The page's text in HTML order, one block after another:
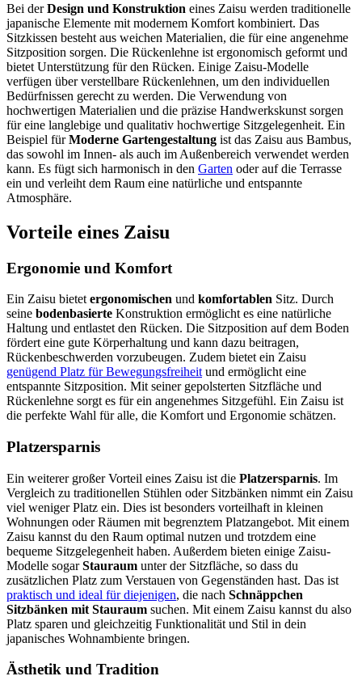
Bei derDesign und Konstruktion eines Zaisu werden traditionelle
japanische Elemente mit modernem Komfort kombiniert. Das
Sitzkissen besteht aus weichen Materialien, die für eine angenehme
Sitzposition sorgen. Die Rückenlehne ist ergonomisch geformt und
bietet Unterstützung für den Rücken. Einige Zaisu-Modelle
verfügen über verstellbare Rückenlehnen, um den individuellen
Bedürfnissen gerecht zu werden. Die Verwendung von
hochwertigen Materialien und die präzise Handwerkskunst sorgen
für eine langlebige und qualitativ hochwertige Sitzgelegenheit. Ein
Beispiel fürModerne Gartengestaltung ist das Zaisu aus Bambus,
das sowohl im Innen- als auch im Außenbereich verwendet werden
kann. Es fügt sich harmonisch in den Garten oder auf die Terrasse
ein und verleiht dem Raum eine natürliche und entspannte
Atmosphäre.
Vorteile eines Zaisu
Ergonomie und Komfort
Ein Zaisu bietet ergonomischen und komfortablen Sitz. Durch
seine bodenbasierte Konstruktion ermöglicht es eine natürliche
Haltung und entlastet den Rücken. Die Sitzposition auf dem Boden
fördert eine gute Körperhaltung und kann dazu beitragen,
Rückenbeschwerden vorzubeugen. Zudem bietet ein Zaisu
genügend Platz für Bewegungsfreiheit und ermöglicht eine
entspannte Sitzposition. Mit seiner gepolsterten Sitzfläche und
Rückenlehne sorgt es für ein angenehmes Sitzgefühl. Ein Zaisu ist
die perfekte Wahl für alle, die Komfort und Ergonomie schätzen.
Platzersparnis
Ein weiterer großer Vorteil eines Zaisu ist die Platzersparnis. Im
Vergleich zu traditionellen Stühlen oder Sitzbänken nimmt ein Zaisu
viel weniger Platz ein. Dies ist besonders vorteilhaft in kleinen
Wohnungen oder Räumen mit begrenztem Platzangebot. Mit einem
Zaisu kannst du den Raum optimal nutzen und trotzdem eine
bequeme Sitzgelegenheit haben. Außerdem bieten einige Zaisu-
Modelle sogarStauraum unter der Sitzfläche, so dass du
zusätzlichen Platz zum Verstauen von Gegenständen hast. Das ist
praktisch und ideal für diejenigen, die nach Schnäppchen
Sitzbänken mit Stauraum suchen. Mit einem Zaisu kannst du also
Platz sparen und gleichzeitig Funktionalität und Stil in dein
japanisches Wohnambiente bringen.
Ästhetik und Tradition